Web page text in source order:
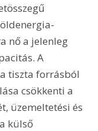
nő a jelenleg
A
tiszta forrásból
csökkenti a
üzemeltetési és
külső